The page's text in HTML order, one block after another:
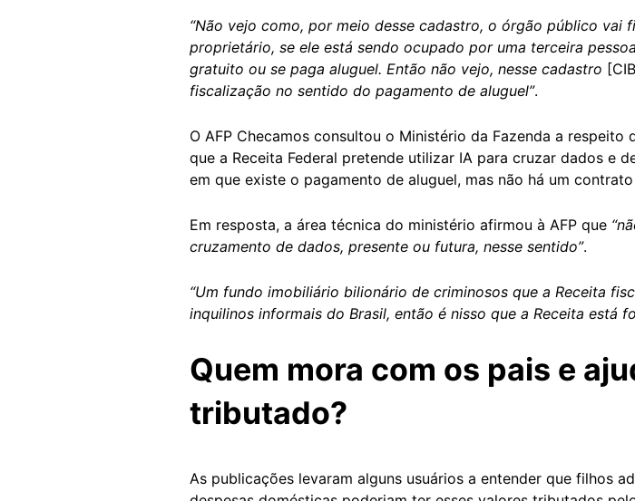
“Não vejo como, por meio desse cadastro, o órgão público vai
proprietário, se ele está sendo ocupado por uma terceira
gratuito ou se paga aluguel. Então não vejo, nesse cadastro
fiscalização no sentido do pagamento de aluguel”.
O AFP Checamos consultou o Ministério da Fazenda a
que a Receita Federal pretende utilizar IA para cruzar dados e
em que existe o pagamento de aluguel, mas não há um
Em resposta, a área técnica do ministério afirmou à AFP que
cruzamento de dados, presente ou futura, nesse sentido”.
“Um fundo imobiliário bilionário de criminosos que a Receita
inquilinos informais do Brasil, então é nisso que a Receita está
Quem mora com os pais e
tributado?
As publicações levaram alguns usuários a entender que filhos